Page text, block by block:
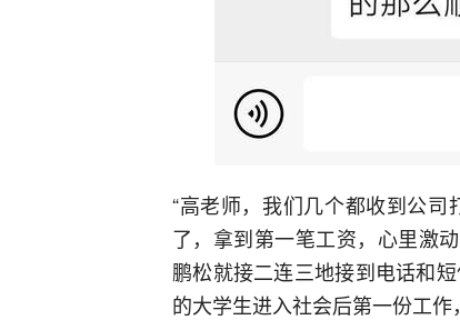
“高老师，我们几个都收到公
了，拿到第一笔工资，心里激
鹏松就接二连三地接到电话和
的大学生进入社会后第一份工作